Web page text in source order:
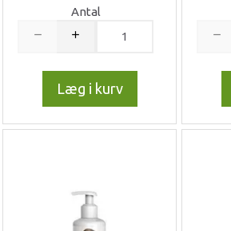
Antal
Læg i kurv